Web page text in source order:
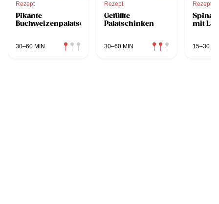
Rezept
Pikante
Buchweizenpalatschinken
30–60 MIN
Rezept
Gefüllte
Palatschinken
30–60 MIN
Rezept
mit
15–30